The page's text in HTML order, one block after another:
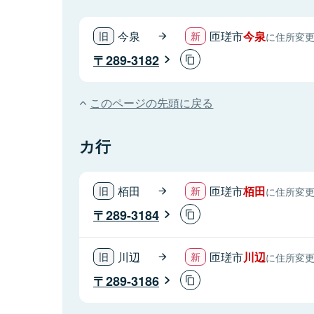
今泉 匝瑳市今泉に住所変更
289-3182
このページの先頭に戻る
カ行
栢田 匝瑳市栢田に住所変更
289-3184
川辺 匝瑳市川辺に住所変更
289-3186